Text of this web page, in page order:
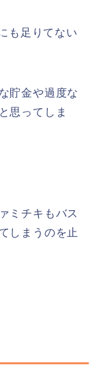
も足りてない
貯金や過度な
思ってしま
ミチキもバス
しまうのを止